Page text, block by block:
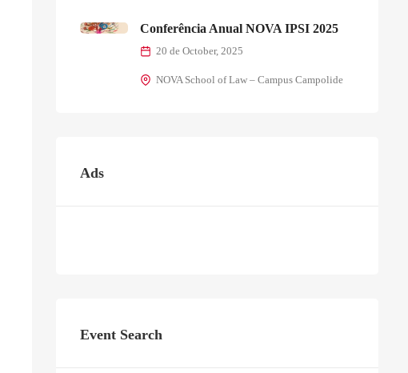
Conferência Anual NOVA IPSI 2025
20 de October, 2025
NOVA School of Law – Campus Campolide
Ads
Event Search